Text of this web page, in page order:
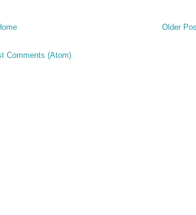
Older
Comments (Atom)